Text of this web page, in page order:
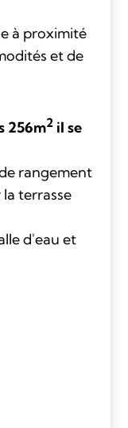
à proximité
et de
256m2il se
rangement
terrasse
d'eau et